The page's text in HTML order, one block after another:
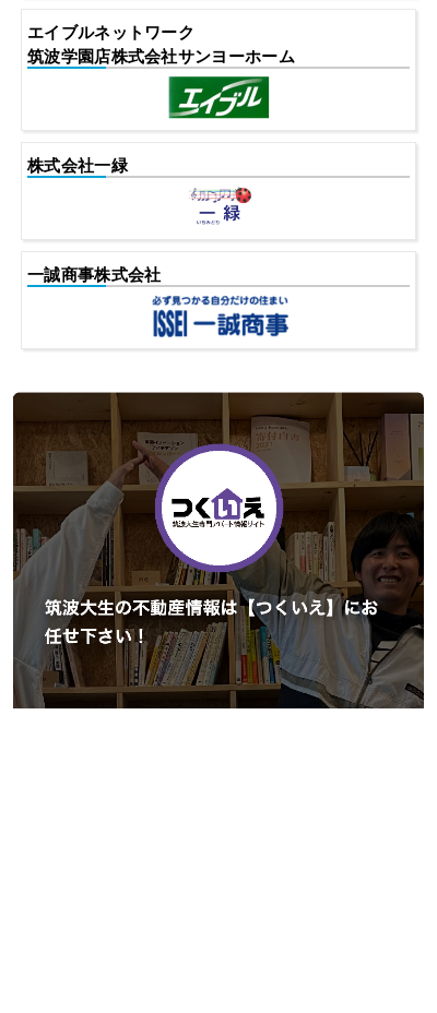
エイブルネットワーク
筑波学園店株式会社サンヨーホーム
株式会社一緑
一誠商事株式会社